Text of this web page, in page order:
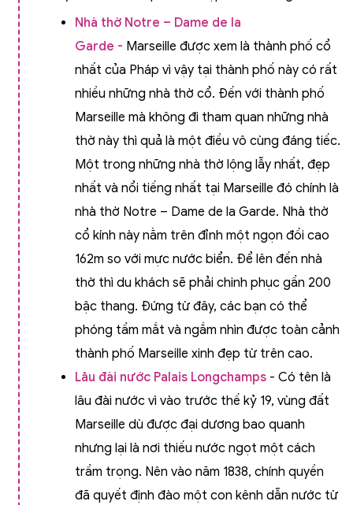
Nhà thờ Notre – Dame de la
Garde - Marseille được xem là thành phố cổ
nhất của Pháp vì vậy tại thành phố này có rất
nhiều những nhà thờ cổ. Đến với thành phố
Marseille mà không đi tham quan những nhà
thờ này thì quả là một điều vô cùng đáng tiếc.
Một trong những nhà thờ lộng lẫy nhất, đẹp
nhất và nổi tiếng nhất tại Marseille đó chính là
nhà thờ Notre – Dame de la Garde. Nhà thờ
cổ kính này nằm trên đỉnh một ngọn đồi cao
162m so với mực nước biển. Để lên đến nhà
thờ thì du khách sẽ phải chinh phục gần 200
bậc thang. Đứng từ đây, các bạn có thể
phóng tầm mắt và ngắm nhìn được toàn cảnh
thành phố Marseille xinh đẹp từ trên cao.
Lâu đài nước Palais Longchamps - Có tên là
lâu đài nước vì vào trước thế kỷ 19, vùng đất
Marseille dù được đại dương bao quanh
nhưng lại là nơi thiếu nước ngọt một cách
trầm trọng. Nên vào năm 1838, chính quyền
đã quyết định đào một con kênh dẫn nước từ